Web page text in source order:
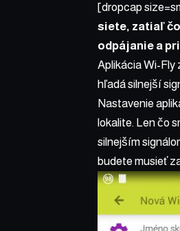
[dropcap
siete, zatiaľ
odpájanie a
Aplikácia Wi-Fly
hľadá silnejší
Nastavenie
lokalite. Len čo
silnejším
budete musieť